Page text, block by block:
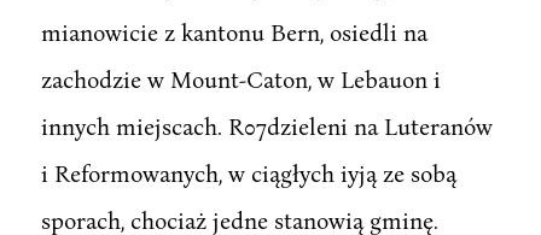
mianowicie z kantonu Bern, osiedli na
zachodzie w Mount-Caton, w Lebauon i
innych miejscach. R07dzieleni na Luteranów
i Reformowanych, w ciągłych iyją ze sobą
sporach, chociaż jedne stanowią gminę.